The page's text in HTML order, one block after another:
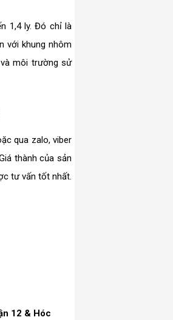
1,4 ly. Đó chỉ là
với khung nhôm
môi trường sử
qua zalo, viber
thành của sản
tư vấn tốt nhất.
12 & Hóc